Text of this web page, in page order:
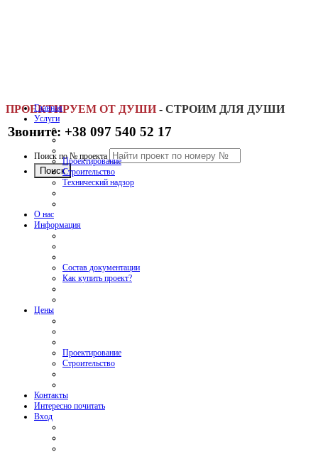
ПРОЕКТИРУЕМ ОТ ДУШИ - СТРОИМ ДЛЯ ДУШИ
Звоните: +38 097 540 52 17
Поиск по № проекта
Главная
Услуги
Проектирование
Строительство
Технический надзор
О нас
Информация
Состав документации
Как купить проект?
Цены
Проектирование
Строительство
Контакты
Интересно почитать
Вход